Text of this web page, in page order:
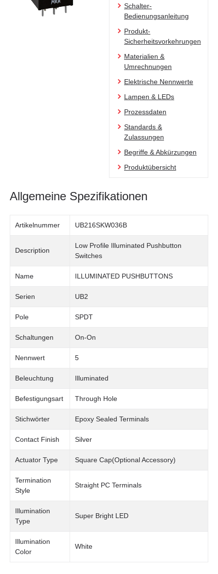
Schalter-
Bedienungsanleitung
Produkt-
Sicherheitsvorkehrungen
Materialien &
Umrechnungen
Elektrische Nennwerte
Lampen & LEDs
Prozessdaten
Standards &
Zulassungen
Begriffe & Abkürzungen
Produktübersicht
Allgemeine Spezifikationen
Artikelnummer UB216SKW036B
Description
Low Profile Illuminated Pushbutton
Switches
Name ILLUMINATED PUSHBUTTONS
Serien UB2
Pole SPDT
Schaltungen On-On
Nennwert 5
Beleuchtung Illuminated
Befestigungsart Through Hole
Stichwörter Epoxy Sealed Terminals
Contact Finish Silver
Actuator Type Square Cap(Optional Accessory)
Termination
Style
Straight PC Terminals
Illumination
Type
Super Bright LED
Illumination
Color
White